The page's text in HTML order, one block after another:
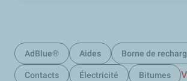
AdBlue® Aides Borne de
Contacts Électricité Bitumes